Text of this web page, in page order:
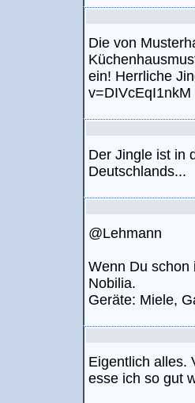
Die von
ein! Herrliche
v=DIVcEqI1nkM
Der Jingle ist in
Deutschlands...
@Lehmann
Wenn Du schon
Nobilia.
Geräte: Miele,
Eigentlich alles.
esse ich so gut